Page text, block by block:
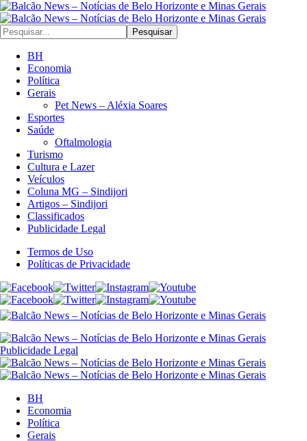
Pesquisar
BH
Economia
Política
Gerais
Pet News – Aléxia Soares
Esportes
Saúde
Oftalmologia
Turismo
Cultura e Lazer
Veículos
Coluna MG – Sindijori
Artigos – Sindijori
Classificados
Publicidade Legal
Termos de Uso
Políticas de Privacidade
Publicidade Legal
BH
Economia
Política
Gerais